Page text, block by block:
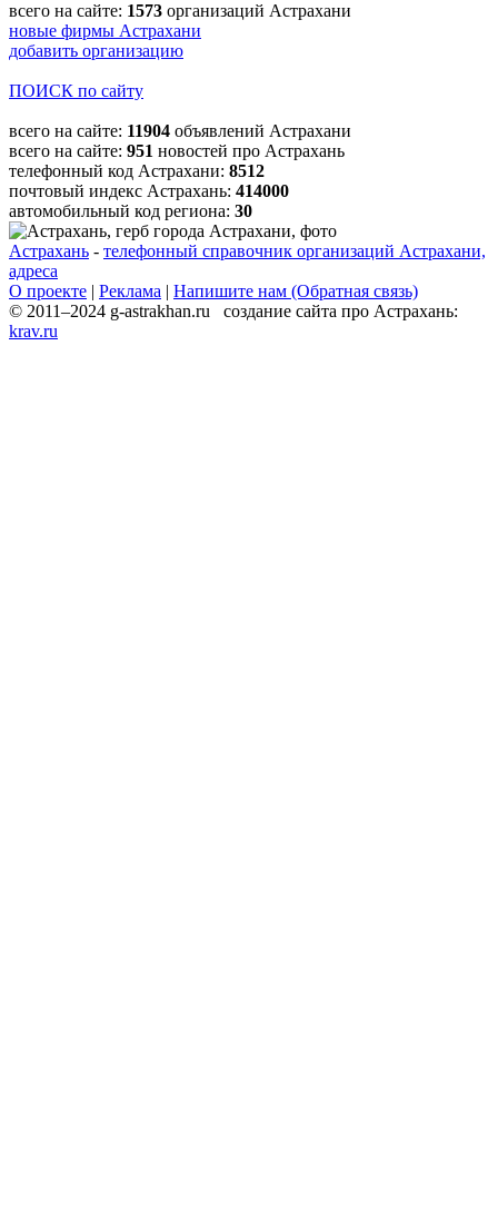
всего на сайте: 1573 организаций Астрахани
новые фирмы Астрахани
добавить организацию
ПОИСК по сайту
всего на сайте: 11904 объявлений Астрахани
всего на сайте: 951 новостей про Астрахань
телефонный код Астрахани: 8512
почтовый индекс Астрахань: 414000
автомобильный код региона: 30
Астрахань - телефонный справочник организаций Астрахани,
адреса
О проекте | Реклама | Напишите нам (Обратная связь)
© 2011–2024 g-astrakhan.ru создание сайта про Астрахань:
krav.ru